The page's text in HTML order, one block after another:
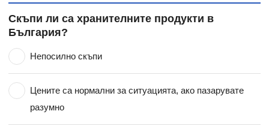
Скъпи ли са хранителните продукти в
България?
Непосилно скъпи
Цените са нормални за ситуацията, ако пазарувате
разумно